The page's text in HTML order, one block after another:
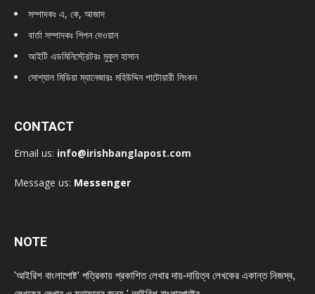
সম্পাদকঃ এ, কে, আজাদ
বার্তা সম্পাদকঃ শিপন দেওয়ান
আইটি এডমিনিস্ট্রেটরঃ মুকুল হাসান
সোশ্যাল মিডিয়া ম্যানেজারঃ মহিউদ্দিন পাটোয়ারী লিংকন
CONTACT
Email us: info@irishbanglapost.com
Message us: Messenger
NOTE
'আইরিশ বাংলাপোষ্ট' পত্রিকায় প্রকাশিত লেখার দায়-দায়িত্ব লেখকের একান্ত নিজস্ব,